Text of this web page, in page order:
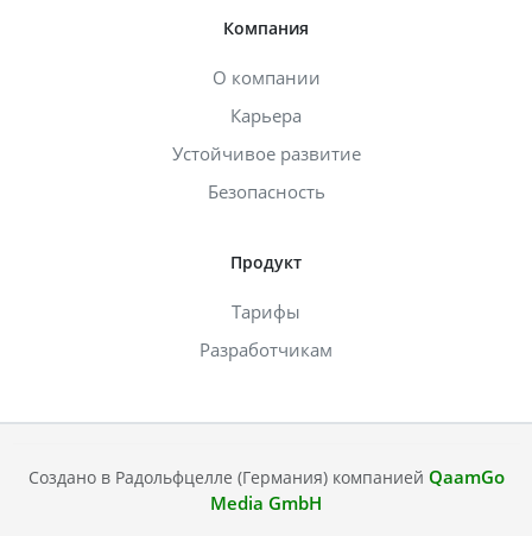
Компания
О компании
Карьера
Устойчивое развитие
Безопасность
Продукт
Тарифы
Разработчикам
Создано в Радольфцелле (Германия) компанией QaamGo
Media GmbH